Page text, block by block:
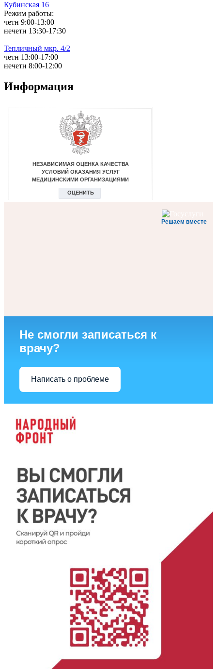
Кубинская 16
Режим работы:
четн 9:00-13:00
нечетн 13:30-17:30
Тепличный мкр. 4/2
четн 13:00-17:00
нечетн 8:00-12:00
Информация
Решаем вместе
Не смогли записаться к
врачу?
Написать о проблеме